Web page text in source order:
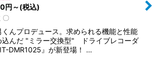
円 ～(税込)
〇
くんプロデュース。求められる機能と性能
込んだ "ミラー交換型" ドライブレコーダ
DMR1025』が新登場！ …